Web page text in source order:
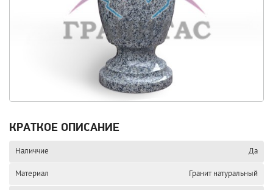
КРАТКОЕ ОПИСАНИЕ
Наличчие Да
Материал Гранит натуральный